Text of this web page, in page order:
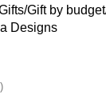
Gift by budget